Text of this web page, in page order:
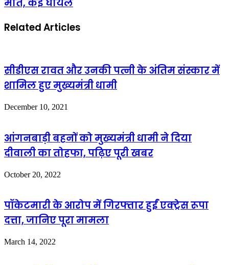
मौत, कई घायल
Related Articles
सीडीएस रावत और उनकी पत्नी के अंतिम संस्कार में
शामिल हुए मुख्यमंत्री धामी
December 10, 2021
आंगनबाड़ी बहनों को मुख्यमंत्री धामी ने दिया
दीवाली का तोहफा, पढ़िए पूरी खबर
October 20, 2022
पॉकेटमारी के आरोप में गिरफ्तार हुईं एक्ट्रेस रूपा
दत्ता, जानिए पूरा मामला
March 14, 2022